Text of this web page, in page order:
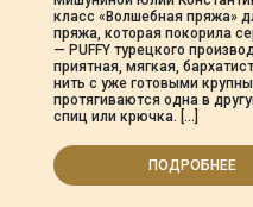
класс «Волшебная пряжа»
пряжа, которая покорила
— PUFFY турецкого
приятная, мягкая,
нить с уже готовыми
протягиваются одна в
спиц или крючка. […]
ПОДРОБНЕЕ